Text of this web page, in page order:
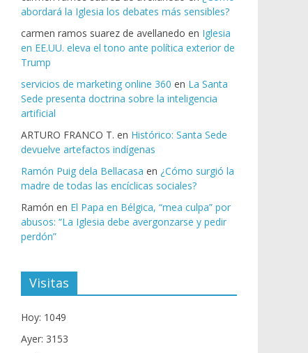
abordará la Iglesia los debates más sensibles?
carmen ramos suarez de avellanedo en Iglesia
en EE.UU. eleva el tono ante política exterior de
Trump
servicios de marketing online 360 en La Santa
Sede presenta doctrina sobre la inteligencia
artificial
ARTURO FRANCO T. en Histórico: Santa Sede
devuelve artefactos indígenas
Ramón Puig dela Bellacasa en ¿Cómo surgió la
madre de todas las encíclicas sociales?
Ramón en El Papa en Bélgica, “mea culpa” por
abusos: “La Iglesia debe avergonzarse y pedir
perdón”
Visitas
Hoy: 1049
Ayer: 3153